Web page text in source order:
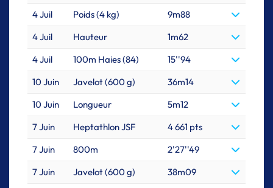
4 Juil
Poids (4 kg)
9m88
4 Juil
Hauteur
1m62
4 Juil
100m Haies (84)
15''94
10 Juin
Javelot (600 g)
36m14
10 Juin
Longueur
5m12
7 Juin
Heptathlon JSF
4 661 pts
7 Juin
800m
2'27''49
7 Juin
Javelot (600 g)
38m09